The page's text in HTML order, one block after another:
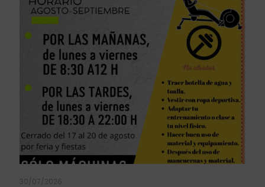
30/07/2026